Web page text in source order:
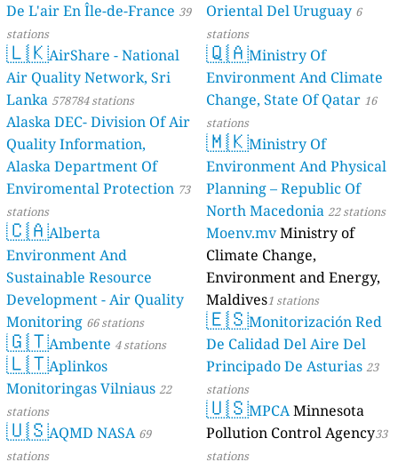
De L'air En Île-de-France 39
stations
🇱🇰AirShare - National
Air Quality Network, Sri
Lanka 578784 stations
Alaska DEC- Division Of Air
Quality Information,
Alaska Department Of
Enviromental Protection 73
stations
🇨🇦Alberta
Environment And
Sustainable Resource
Development - Air Quality
Monitoring 66 stations
🇬🇹Ambente 4 stations
🇱🇹Aplinkos
Monitoringas Vilniaus 22
stations
🇺🇸AQMD NASA 69
stations
Oriental Del Uruguay 6
stations
🇶🇦Ministry Of
Environment And Climate
Change, State Of Qatar 16
stations
🇲🇰Ministry Of
Environment And Physical
Planning – Republic Of
North Macedonia 22 stations
Moenv.mvMinistry of
Climate Change,
Environment and Energy,
Maldives1 stations
🇪🇸Monitorización Red
De Calidad Del Aire Del
Principado De Asturias 23
stations
🇺🇸MPCAMinnesota
Pollution Control Agency33
stations